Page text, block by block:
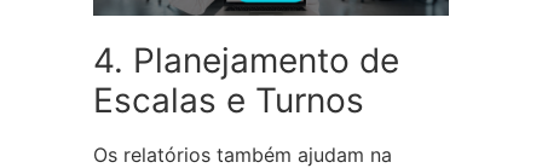
4. Planejamento de
Escalas e Turnos
Os relatórios também ajudam na